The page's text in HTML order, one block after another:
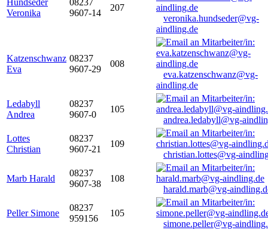
Hundseder
Veronika
08237
9607-14
207
veronika.hundseder@vg-
aindling.de
Katzenschwanz
Eva
08237
9607-29
008
eva.katzenschwanz@vg-
aindling.de
Ledabyll
Andrea
08237
9607-0
105
andrea.ledabyll@vg-
Lottes
Christian
08237
9607-21
109
christian.lottes@vg-
Marb Harald
08237
9607-38
108
harald.marb@vg-
Peller Simone
08237
959156
105
simone.peller@vg-